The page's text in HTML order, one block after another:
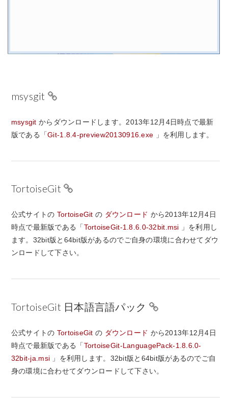
msysgit
msysgit からダウンロードします。2013年12月4日時点で最新
版である「Git-1.8.4-preview20130916.exe 」を利用します。
TortoiseGit
公式サイトの TortoiseGit の ダウンロード から2013年12月4日
時点で最新版である「TortoiseGit-1.8.6.0-32bit.msi 」を利用し
ます。32bit版と64bit版があるのでご自身の環境に合わせてダウ
ンロードして下さい。
TortoiseGit 日本語言語パック
公式サイトの TortoiseGit の ダウンロード から2013年12月4日
時点で最新版である「TortoiseGit-LanguagePack-1.8.6.0-
32bit-ja.msi 」を利用します。32bit版と64bit版があるのでご自
身の環境に合わせてダウンロードして下さい。